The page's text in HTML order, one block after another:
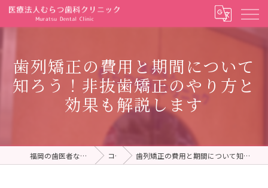
歯列矯正の費用と期間について
知ろう！非抜歯矯正のやり方と
効果も解説します
福岡の歯医者ならむらつ歯科クリニック コラム 歯列矯正の費用と期間について知ろう！非抜歯矯正のやり方と効果も解説します